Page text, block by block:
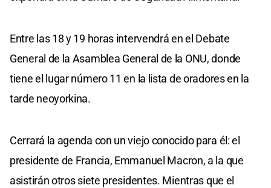
Entre las 18 y 19 horas intervendrá en el Debate
General de la Asamblea General de la ONU, donde
tiene el lugar número 11 en la lista de oradores en la
tarde neoyorkina.
Cerrará la agenda con un viejo conocido para él: el
presidente de Francia, Emmanuel Macron, a la que
asistirán otros siete presidentes. Mientras que el